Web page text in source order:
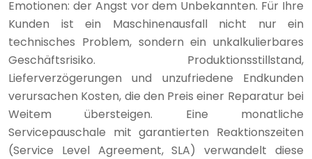
Emotionen: der Angst vor dem Unbekannten. Für Ihre
Kunden ist ein Maschinenausfall nicht nur ein
technisches Problem, sondern ein unkalkulierbares
Geschäftsrisiko. Produktionsstillstand,
Lieferverzögerungen und unzufriedene Endkunden
verursachen Kosten, die den Preis einer Reparatur bei
Weitem übersteigen. Eine monatliche
Servicepauschale mit garantierten Reaktionszeiten
(Service Level Agreement, SLA) verwandelt diese